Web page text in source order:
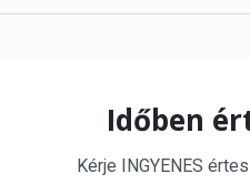
Időben
Kérje INGYENES